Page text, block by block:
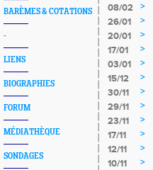
BARÈMES & COTATIONS
-
LIENS
BIOGRAPHIES
FORUM
MÉDIATHÈQUE
SONDAGES
08/02
>
26/01
>
20/01
>
17/01
>
03/01 >
15/12
>
30/11
>
29/11
>
23/11
>
17/11
>
12/11
>
10/11
>